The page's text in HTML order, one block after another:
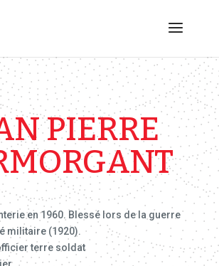
PIERRE
en 1960. Blessé lors de la guerre
militaire (1920).
terre soldat